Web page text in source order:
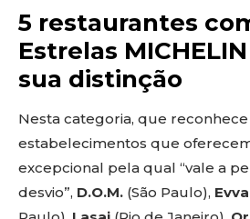
5 restaurantes
Estrelas
sua distinção
Nesta categoria, que reconhece
estabelecimentos que
excepcional pela qual “vale a
desvio”, D.O.M. (São Paulo),